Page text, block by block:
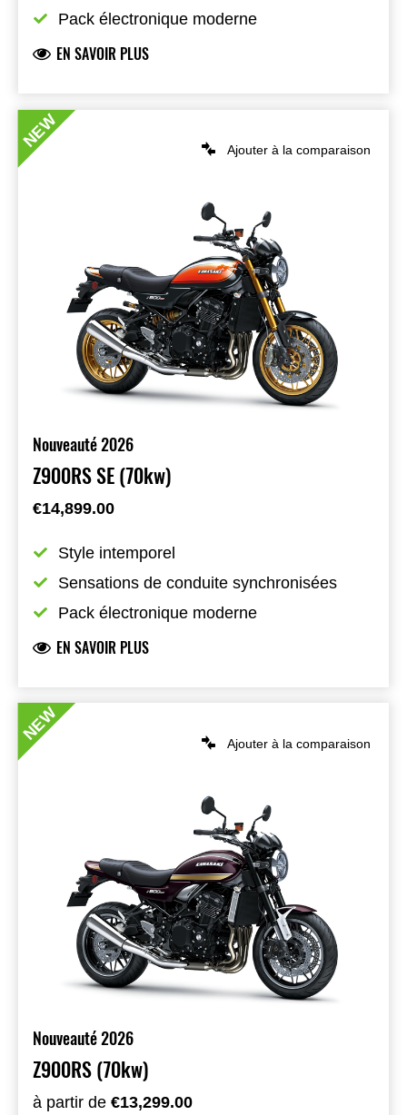
Pack électronique moderne
EN SAVOIR PLUS
Ajouter à la comparaison
Nouveauté 2026
Z900RS SE (70kw)
€14,899.00
Style intemporel
Sensations de conduite synchronisées
Pack électronique moderne
EN SAVOIR PLUS
NEW
Ajouter à la comparaison
Nouveauté 2026
Z900RS (70kw)
à partir de €13,299.00
NEW